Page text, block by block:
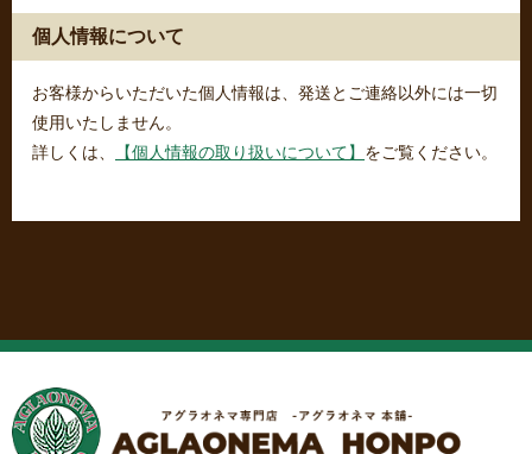
個人情報について
お客様からいただいた個人情報は、発送とご連絡以外には一切
使用いたしません。
詳しくは、
【個人情報の取り扱いについて】 をご覧ください。